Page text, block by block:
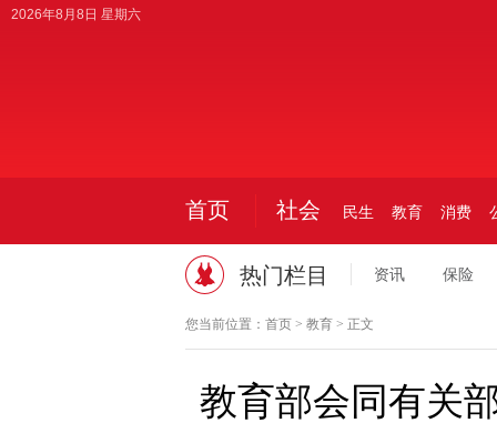
2026年8月8日 星期六
首页 社会 民生 教育 消费
热门栏目 资讯 保险
您当前位置： 首页> 教育> 正文
教育部会同有关